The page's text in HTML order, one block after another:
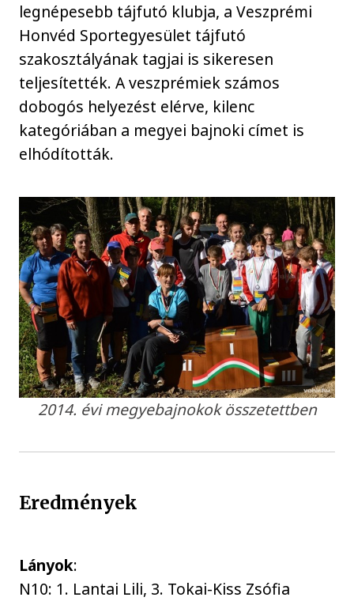
legnépesebb tájfutó klubja, a Veszprémi
Honvéd Sportegyesület tájfutó
szakosztályának tagjai is sikeresen
teljesítették. A veszprémiek számos
dobogós helyezést elérve, kilenc
kategóriában a megyei bajnoki címet is
elhódították.
2014. évi megyebajnokok összetettben
Eredmények
Lányok:
N10: 1. Lantai Lili, 3. Tokai-Kiss Zsófia